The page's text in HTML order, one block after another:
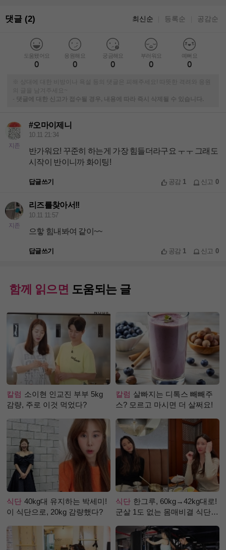
댓글 (2) 최신순 등록순 공감순
도움됐어요
0
응원해요
0
궁금해요
0
부러워요
0
예뻐요
0
※ 상대에 대한 비방이나 욕설 등의 댓글은 피해주세요! 따뜻한 격려와 응원
의 글을 남겨주세요~
-
댓글에 대한 신고가 접수될 경우, 내용에 따라 즉시 삭제될 수 있습니다.
지존
#오마이제니
10.11 21:34
반가워요! 꾸준히 하는게 가장 힘들더라구요 ㅜㅜ 그래도
시작이 반이니까 화이팅!
답글쓰기 공감 1 신고 0
지존
리즈를찾아서!!
10.11 11:57
으핳 힘내봐여 같이~~
답글쓰기 공감 1 신고 0
함께 읽으면 도움되는 글
칼럼 소이현 인교진 부부 5kg
감량, 주로 이것 먹었다?
칼럼 살빠지는 디톡스 빼빼주
스? 모르고 마시면 더 살쩌요!
식단 40kg대 유지하는 박세미!
이 식단으로, 20kg 감량했다?
식단 한그루, 60kg→42kg대로!
군살 1도 없는 몸매비결 식단